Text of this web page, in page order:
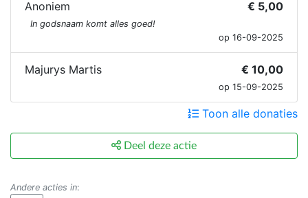
Anoniem € 5,00
In godsnaam komt alles goed!
op 16-09-2025
Majurys Martis € 10,00
op 15-09-2025
Toon alle donaties
Deel deze actie
Andere acties in: